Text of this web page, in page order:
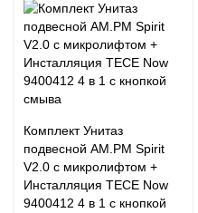
Комплект Унитаз
подвесной AM.PM Spirit
V2.0 с микролифтом +
Инсталляция TECE Now
9400412 4 в 1 с кнопкой